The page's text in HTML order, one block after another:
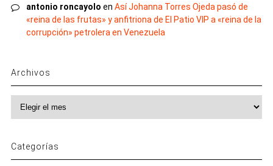
antonio roncayolo en Así Johanna Torres Ojeda pasó de
«reina de las frutas» y anfitriona de El Patio VIP a «reina de la
corrupción» petrolera en Venezuela
Archivos
Archivos
Categorías